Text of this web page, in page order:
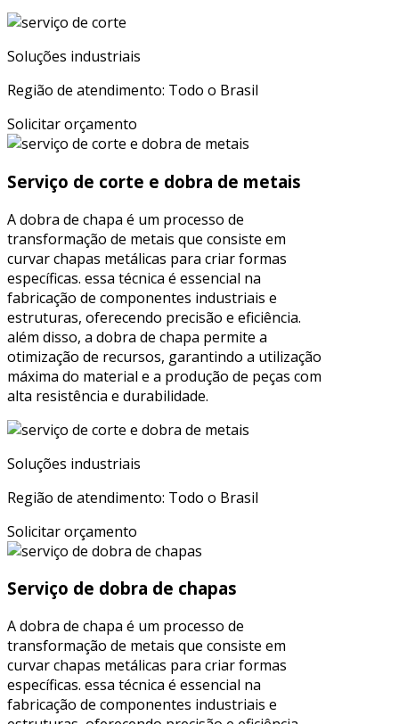
Soluções industriais
Região de atendimento: Todo o Brasil
Solicitar orçamento
Serviço de corte e dobra de metais
A dobra de chapa é um processo de
transformação de metais que consiste em
curvar chapas metálicas para criar formas
específicas. essa técnica é essencial na
fabricação de componentes industriais e
estruturas, oferecendo precisão e eficiência.
além disso, a dobra de chapa permite a
otimização de recursos, garantindo a utilização
máxima do material e a produção de peças com
alta resistência e durabilidade.
Soluções industriais
Região de atendimento: Todo o Brasil
Solicitar orçamento
Serviço de dobra de chapas
A dobra de chapa é um processo de
transformação de metais que consiste em
curvar chapas metálicas para criar formas
específicas. essa técnica é essencial na
fabricação de componentes industriais e